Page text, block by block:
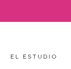
EL ESTUDIO